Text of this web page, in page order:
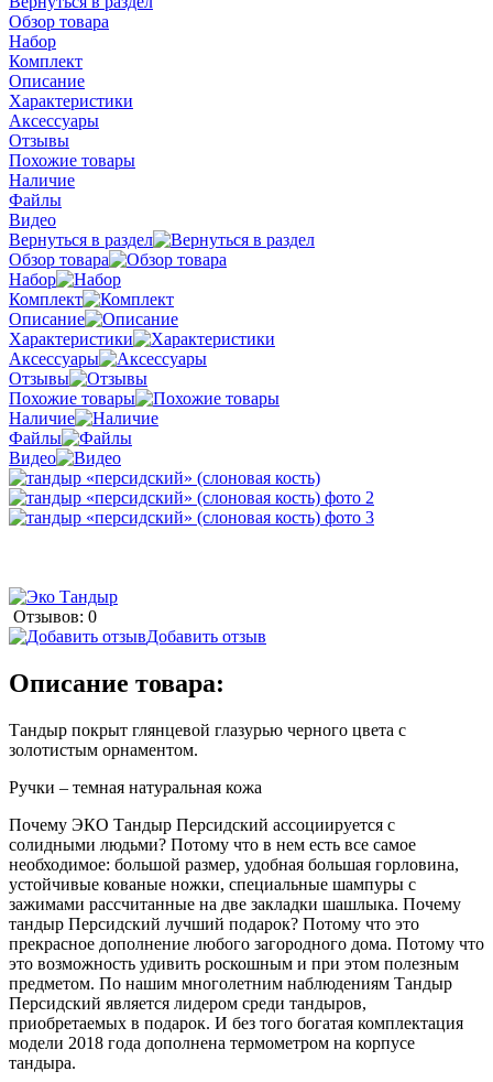
Обзор товара
Набор
Комплект
Описание
Характеристики
Аксессуары
Отзывы
Похожие товары
Наличие
Файлы
Видео
Вернуться в раздел
Обзор товара
Набор
Комплект
Описание
Характеристики
Аксессуары
Отзывы
Похожие товары
Наличие
Файлы
Видео
Отзывов: 0
Добавить отзыв
Описание товара:
Тандыр покрыт глянцевой глазурью черного цвета с
золотистым орнаментом.
Ручки – темная натуральная кожа
Почему ЭКО Тандыр Персидский ассоциируется с
солидными людьми? Потому что в нем есть все самое
необходимое: большой размер, удобная большая горловина,
устойчивые кованые ножки, специальные шампуры с
зажимами рассчитанные на две закладки шашлыка. Почему
тандыр Персидский лучший подарок? Потому что это
прекрасное дополнение любого загородного дома. Потому что
это возможность удивить роскошным и при этом полезным
предметом. По нашим многолетним наблюдениям Тандыр
Персидский является лидером среди тандыров,
приобретаемых в подарок. И без того богатая комплектация
модели 2018 года дополнена термометром на корпусе
тандыра.